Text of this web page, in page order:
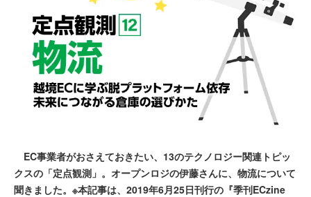
EC事業者がおさえておきたい、13のテクノロジー関連トピッ
クスの「定点観測」。オープンロジの伊藤さんに、物流について
聞きました。※本記事は、2019年6月25日刊行の『季刊ECzine